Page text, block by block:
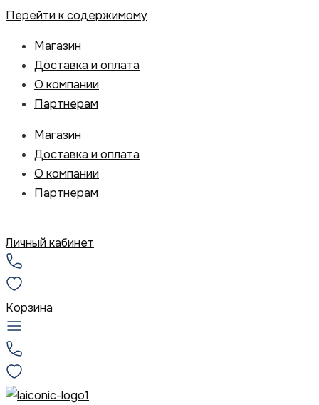
Перейти к содержимому
Магазин
Доставка и оплата
О компании
Партнерам
Магазин
Доставка и оплата
О компании
Партнерам
Личный кабинет
Корзина